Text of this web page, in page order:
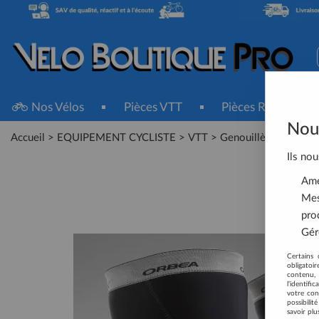
Nos Vélos Pièces VTT Pièces Route
Accueil > EQUIPEMENT CYCLISTE > VTT > Genouillères >
Ils
Certains
contenu,
votre
savoir